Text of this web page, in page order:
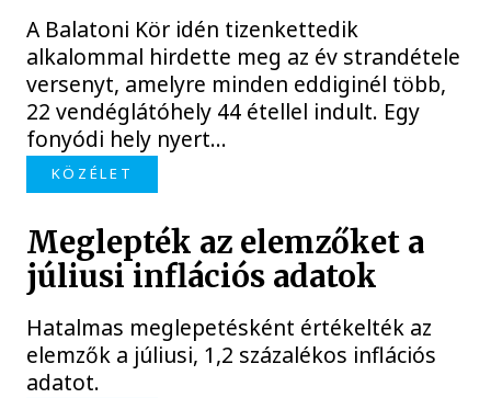
A Balatoni Kör idén tizenkettedik
alkalommal hirdette meg az év strandétele
versenyt, amelyre minden eddiginél több,
22 vendéglátóhely 44 étellel indult. Egy
fonyódi hely nyert...
KÖZÉLET
Meglepték az elemzőket a
júliusi inflációs adatok
Hatalmas meglepetésként értékelték az
elemzők a júliusi, 1,2 százalékos inflációs
adatot.